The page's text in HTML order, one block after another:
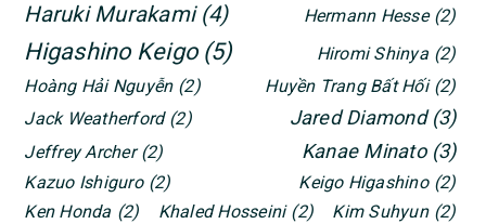
Haruki Murakami (4) Hermann Hesse (2)
Higashino Keigo (5) Hiromi Shinya (2)
Hoàng Hải Nguyễn (2) Huyền Trang Bất Hối (2)
Jack Weatherford (2) Jared Diamond (3)
Jeffrey Archer (2) Kanae Minato (3)
Kazuo Ishiguro (2) Keigo Higashino (2)
Ken Honda (2) Khaled Hosseini (2) Kim Suhyun (2)